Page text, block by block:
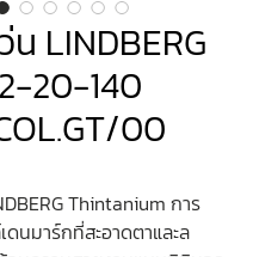
น LINDBERG
20-140
00
Thintanium การ
นมาร์กที่สะอาดตาและล